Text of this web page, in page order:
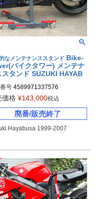
なメンテナンススタンド Bike-
バイクタワー) メンテナ
スタンド SUZUKI HAYAB
号 4589971337576
価格 ¥143,000税込
廃番/販売終了
Hayabusa 1999-2007